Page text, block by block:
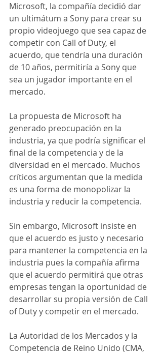
Microsoft, la compañía decidió dar
un ultimátum a Sony para crear su
propio videojuego que sea capaz de
competir con Call of Duty, el
acuerdo, que tendría una duración
de 10 años, permitiría a Sony que
sea un jugador importante en el
mercado.
La propuesta de Microsoft ha
generado preocupación en la
industria, ya que podría significar el
final de la competencia y de la
diversidad en el mercado. Muchos
críticos argumentan que la medida
es una forma de monopolizar la
industria y reducir la competencia.
Sin embargo, Microsoft insiste en
que el acuerdo es justo y necesario
para mantener la competencia en la
industria pues la compañía afirma
que el acuerdo permitirá que otras
empresas tengan la oportunidad de
desarrollar su propia versión de Call
of Duty y competir en el mercado.
La Autoridad de los Mercados y la
Competencia de Reino Unido (CMA,